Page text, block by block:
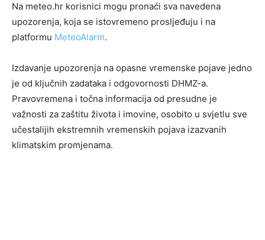
Na meteo.hr korisnici mogu pronaći sva navedena
upozorenja, koja se istovremeno prosljeđuju i na
platformu MeteoAlarm.
Izdavanje upozorenja na opasne vremenske pojave jedno
je od ključnih zadataka i odgovornosti DHMZ-a.
Pravovremena i točna informacija od presudne je
važnosti za zaštitu života i imovine, osobito u svjetlu sve
učestalijih ekstremnih vremenskih pojava izazvanih
klimatskim promjenama.